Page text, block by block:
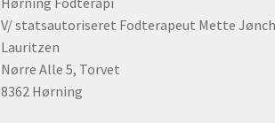
V/ statsautoriseret Fodterapeut Mette Jønch
Lauritzen
Nørre Alle 5, Torvet
8362 Hørning